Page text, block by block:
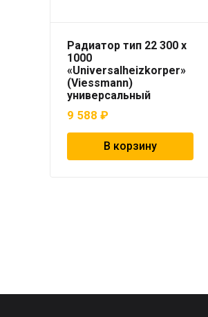
Радиатор тип 22 300 x
1000
«Universalheizkorper»
(Viessmann)
универсальный
9 588 ₽
В корзину